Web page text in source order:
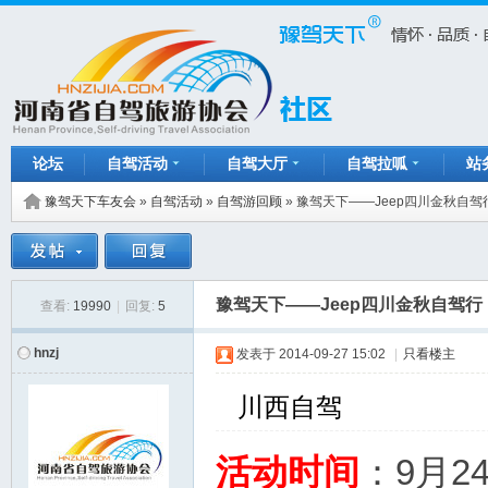
论坛 自驾活动 自驾大厅 自驾拉呱 站
豫驾天下车友会 » 自驾活动 » 自驾游回顾 » 豫驾天下——Jeep四川金秋自驾
查看: 19990 回复: 5 豫驾天下——Jeep四川金秋自驾行
hnzj 发表于 2014-09-27 15:02 只看楼主
川西自驾
活动时间 ：9月